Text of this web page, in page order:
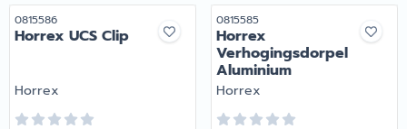
Artikelnummer
0815586
Horrex UCS Clip
Merk:
Horrex
Artikelnummer
0815585
Horrex
Verhogingsdorpel
Aluminium
Merk:
Horrex